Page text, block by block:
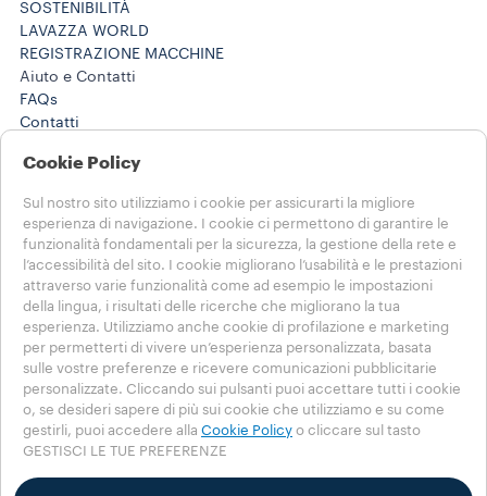
SOSTENIBILITÀ
LAVAZZA WORLD
REGISTRAZIONE MACCHINE
Aiuto e Contatti
FAQs
Contatti
800 124 535
Note Legali e Privacy
Termini di utilizzo
Condizioni di vendita e-commerce
Termini e condizioni Lavazza da te
Disdici l'ordine o l'abbonamento qui
SCEGLI IL TUO PAESE
ITALIA
ITALIA
ALTRE NAZIONI
Cookie Policy
Sul nostro sito utilizziamo i cookie per assicurarti la migliore
esperienza di navigazione. I cookie ci permettono di garantire le
funzionalità fondamentali per la sicurezza, la gestione della rete e
l’accessibilità del sito. I cookie migliorano l’usabilità e le prestazioni
attraverso varie funzionalità come ad esempio le impostazioni
della lingua, i risultati delle ricerche che migliorano la tua
esperienza. Utilizziamo anche cookie di profilazione e marketing
per permetterti di vivere un’esperienza personalizzata, basata
sulle vostre preferenze e ricevere comunicazioni pubblicitarie
personalizzate. Cliccando sui pulsanti puoi accettare tutti i cookie
o, se desideri sapere di più sui cookie che utilizziamo e su come
gestirli, puoi accedere alla Cookie Policy o cliccare sul tasto
GESTISCI LE TUE PREFERENZE